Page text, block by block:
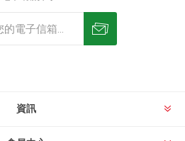
資訊